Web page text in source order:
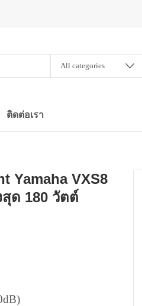
All categories
ติดต่อเรา
Yamaha VXS8
ด 180 วัตต์